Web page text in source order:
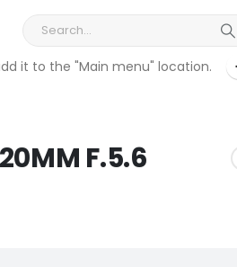
it to the "Main menu" location.
F.5.6